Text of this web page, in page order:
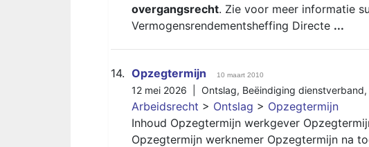
overgangsrecht. Zie voor meer informatie
Vermogensrendementsheffing Directe ...
14. Opzegtermijn 10 maart 2010
12 mei 2026 | Ontslag, Beëindiging dienstverband,
Arbeidsrecht > Ontslag > Opzegtermijn
Inhoud Opzegtermijn werkgever
Opzegtermijn werknemer Opzegtermijn na